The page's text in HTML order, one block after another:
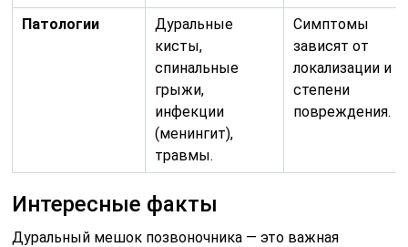
Патологии
Дуральные
кисты,
спинальные
грыжи,
инфекции
(менингит),
травмы.
Симптомы
зависят от
локализации и
степени
повреждения.
Интересные факты
Дуральный мешок позвоночника — это важная